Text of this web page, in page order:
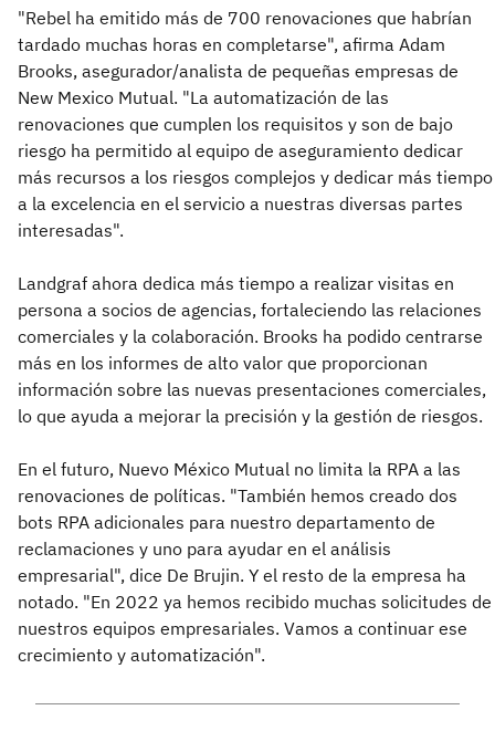
"Rebel ha emitido más de 700 renovaciones que habrían
tardado muchas horas en completarse", afirma Adam
Brooks, asegurador/analista de pequeñas empresas de
New Mexico Mutual. "La automatización de las
renovaciones que cumplen los requisitos y son de bajo
riesgo ha permitido al equipo de aseguramiento dedicar
más recursos a los riesgos complejos y dedicar más tiempo
a la excelencia en el servicio a nuestras diversas partes
interesadas".
Landgraf ahora dedica más tiempo a realizar visitas en
persona a socios de agencias, fortaleciendo las relaciones
comerciales y la colaboración. Brooks ha podido centrarse
más en los informes de alto valor que proporcionan
información sobre las nuevas presentaciones comerciales,
lo que ayuda a mejorar la precisión y la gestión de riesgos.
En el futuro, Nuevo México Mutual no limita la RPA a las
renovaciones de políticas. "También hemos creado dos
bots RPA adicionales para nuestro departamento de
reclamaciones y uno para ayudar en el análisis
empresarial", dice De Brujin. Y el resto de la empresa ha
notado. "En 2022 ya hemos recibido muchas solicitudes de
nuestros equipos empresariales. Vamos a continuar ese
crecimiento y automatización".